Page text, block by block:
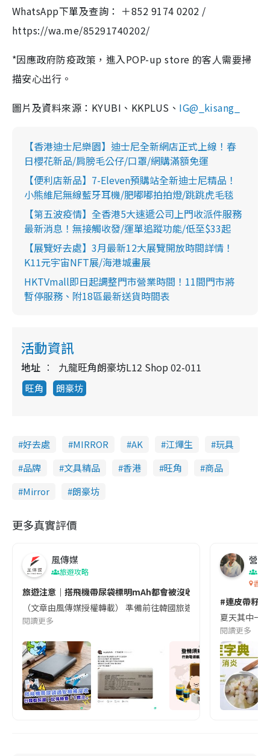
WhatsApp下單及查詢： ＋852 9174 0202 /
https://wa.me/85291740202/
*因應政府防疫政策，進入POP-up store 的客人需要掃
描安心出行。
圖片及資料來源：KYUBI、KKPLUS、 IG@_kisang_
【香港迪士尼樂園】迪士尼全新網店正式上線！春
日櫻花新品/肩膀毛公仔/口罩/網購滿額免運
【便利店新品】7-Eleven預購站全新迪士尼精品！
小熊維尼無線藍牙耳機/肥嘟嘟拍拍燈/跳跳虎毛毯
【第五波疫情】全香港5大速遞公司上門收派件服務
最新消息！無接觸收發/運單追蹤功能/低至$33起
【展覽好去處】3月最新12大展覽開放時間詳情！
K11元宇宙NFT展/海港城畫展
HKTVmall即日起調整門市營業時間！11間門市將
暫停服務、附18區最新送貨時間表
活動資訊
地址 九龍旺角朗豪坊L12 Shop 02-011
旺角 朗豪坊
好去處 MIRROR AK 江熚生
玩具
品牌
文具精品 香港 旺角
商品
Mirror
朗豪坊
更多真實評價
風傳媒
旅遊攻略
旅遊注意｜搭飛機帶尿袋標明mAh都會被沒收😱出發前切記檢查
（文章由風傳媒授權轉載） 準備前往韓國旅遊的民眾，近期要
閱讀更多
營養
香港
#連皮帶籽
夏天其中一
閱讀更多